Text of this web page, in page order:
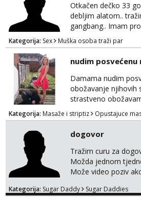
Otkačen dečko 33
debljim alatom..
gangbang.. Imam
Kondomi i higijena
Može i normalna
swingati! :)
Kategorija: Sex Muška osoba traži par
nudim posvećenu
Damama nudim
obožavanje njihovih
strastveno
Kategorija: Masaže i striptiz Opustajuce
dogovor
Tražim curu za
Možda jednom
Može video poziv
ponude. Moje
Kategorija: Sugar Daddy Sugar Daddies